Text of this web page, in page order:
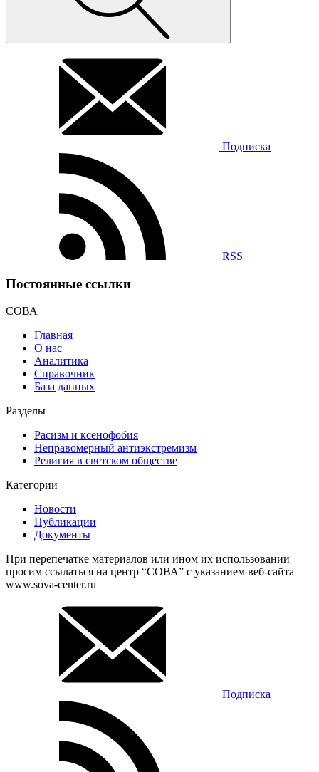
Подписка
RSS
Постоянные ссылки
СОВА
Главная
О нас
Аналитика
Справочник
База данных
Разделы
Расизм и ксенофобия
Неправомерный антиэкстремизм
Религия в светском обществе
Категории
Новости
Публикации
Документы
При перепечатке материалов или ином их использовании
просим ссылаться на центр “СОВА” с указанием веб-сайта
www.sova-center.ru
Подписка